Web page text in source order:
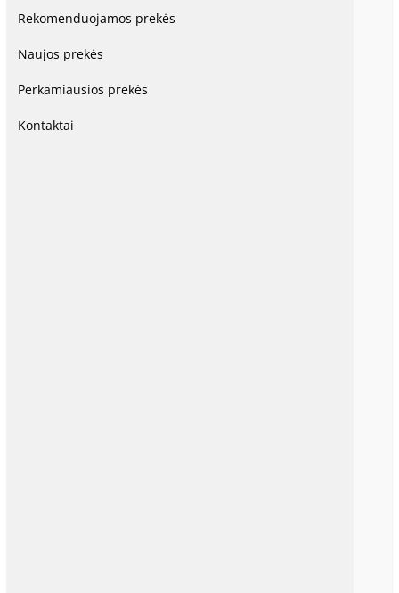
Rekomenduojamos prekės
Naujos prekės
Perkamiausios prekės
Kontaktai